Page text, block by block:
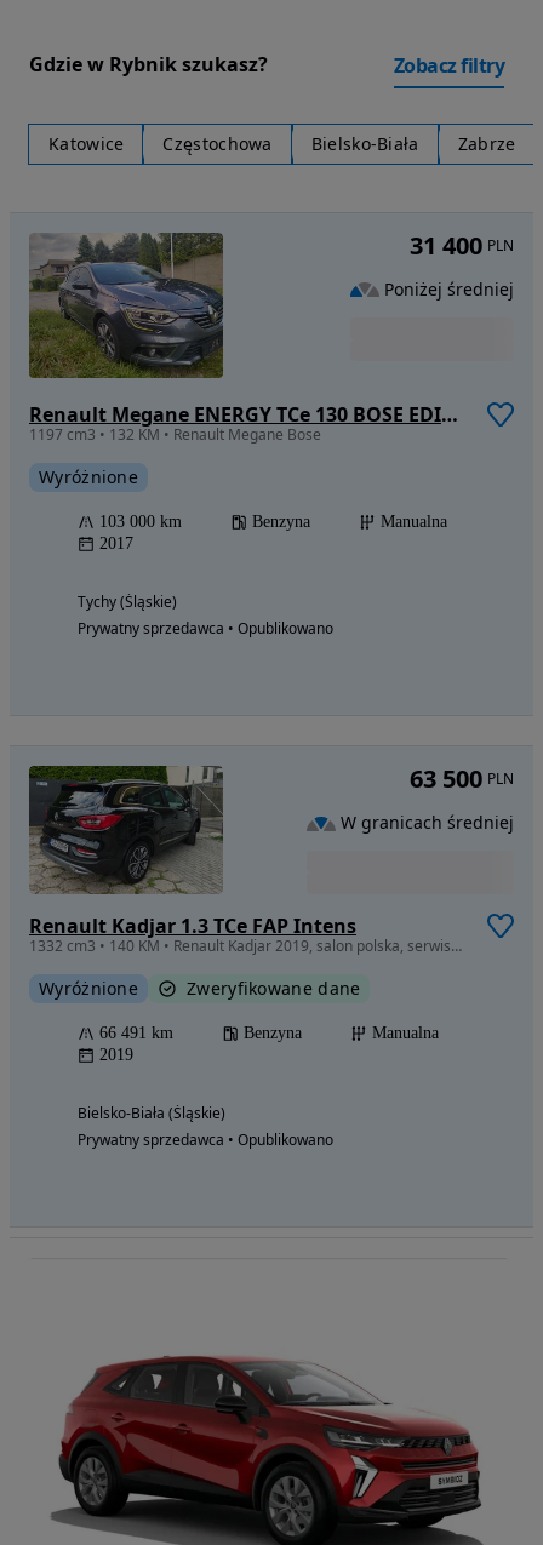
Gdzie w Rybnik szukasz? Zobacz filtry
Katowice Częstochowa Bielsko-Biała Zabrze
Renault Megane ENERGY TCe 130 BOSE EDITION
1197 cm3 • 132 KM • Renault Megane Bose
Wyróżnione
103 000 km Benzyna
Manualna
2017
Tychy (Śląskie)
Prywatny sprzedawca • Opublikowano
31 400 PLN
Poniżej średniej
Renault Kadjar 1.3 TCe FAP Intens
1332 cm3 • 140 KM • Renault Kadjar 2019, salon polska, serwisowany w ASO, niski przebieg
Wyróżnione Zweryfikowane dane
66 491 km Benzyna
Manualna
2019
Bielsko-Biała (Śląskie)
Prywatny sprzedawca • Opublikowano
63 500 PLN
W granicach średniej